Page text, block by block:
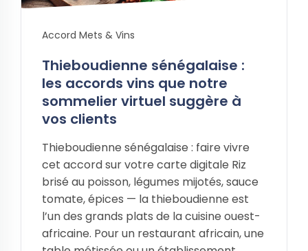
Accord Mets & Vins
Thieboudienne sénégalaise :
les accords vins que notre
sommelier virtuel suggère à
vos clients
Thieboudienne sénégalaise : faire vivre
cet accord sur votre carte digitale Riz
brisé au poisson, légumes mijotés, sauce
tomate, épices — la thieboudienne est
l’un des grands plats de la cuisine ouest-
africaine. Pour un restaurant africain, une